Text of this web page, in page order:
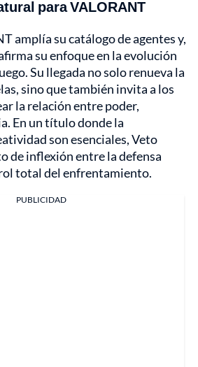
para VALORANT
amplía su catálogo de agentes y,
su enfoque en la evolución
Su llegada no solo renueva la
sino que también invita a los
la relación entre poder,
En un título donde la
son esenciales, Veto
de inflexión entre la defensa
total del enfrentamiento.
PUBLICIDAD